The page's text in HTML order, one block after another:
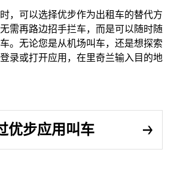
，可以选择优步作为出租车的替代方
需再路边招手拦车，而是可以随时随
。无论您是从机场叫车，还是想探索
录或打开应用，在里奇兰输入目的地
优步应用叫车